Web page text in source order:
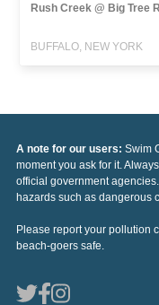
Rush Creek @ Big Tree
BUFFALO, NEW YORK
A note for our users: Swim
moment you ask for it.
official government
hazards such as dangerous
Please report your pollution
beach-goers safe.